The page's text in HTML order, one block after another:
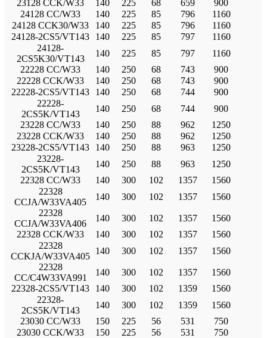
23128 CCK/W33 140 225 68 659
900
24128 CC/W33
140 225 85 796
1160
24128 CCK30/W33
140 225 85 796
1160
24128-2CS5/VT143
140 225 85 797
1160
24128-
2CS5K30/VT143
140 225 85 797
1160
22228 CC/W33
140 250 68 743
900
22228 CCK/W33
140 250 68 743
900
22228-2CS5/VT143
140 250 68 744
900
22228-
2CS5K/VT143
140 250 68 744
900
23228 CC/W33
140 250 88 962
1250
23228 CCK/W33
140 250 88 962
1250
23228-2CS5/VT143
140 250 88 963
1250
23228-
2CS5K/VT143
140 250 88 963
1250
22328 CC/W33
140 300 102 1357
1560
22328
CCJA/W33VA405
140 300 102 1357
1560
22328
CCJA/W33VA406
140 300 102 1357
1560
22328 CCK/W33
140 300 102 1357
1560
22328
CCKJA/W33VA405
140 300 102 1357
1560
22328
CC/C4W33VA991
140 300 102 1357
1560
22328-2CS5/VT143
140 300 102 1359
1560
22328-
2CS5K/VT143
140 300 102 1359
1560
23030 CC/W33
150 225 56 531
750
23030 CCK/W33
150 225 56 531
750